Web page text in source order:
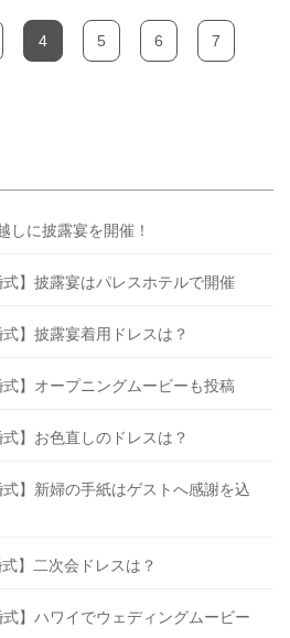
4 5 6 7
しに披露宴を開催！
式】披露宴はパレスホテルで開催
式】披露宴着用ドレスは？
式】オープニングムービーも投稿
式】お色直しのドレスは？
式】新婦の手紙はゲストへ感謝を込
】二次会ドレスは？
式】ハワイでウェディングムービー